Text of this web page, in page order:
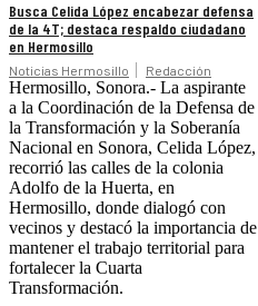
Busca Celida López encabezar defensa
de la 4T; destaca respaldo ciudadano
en Hermosillo
Noticias Hermosillo Redacción
Hermosillo, Sonora.- La aspirante
a la Coordinación de la Defensa de
la Transformación y la Soberanía
Nacional en Sonora, Celida López,
recorrió las calles de la colonia
Adolfo de la Huerta, en
Hermosillo, donde dialogó con
vecinos y destacó la importancia de
mantener el trabajo territorial para
fortalecer la Cuarta
Transformación.